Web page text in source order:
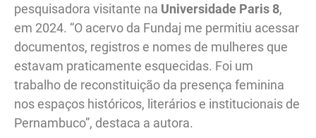
pesquisadora visitante na Universidade Paris 8,
em 2024. “O acervo da Fundaj me permitiu acessar
documentos, registros e nomes de mulheres que
estavam praticamente esquecidas. Foi um
trabalho de reconstituição da presença feminina
nos espaços históricos, literários e institucionais de
Pernambuco”, destaca a autora.